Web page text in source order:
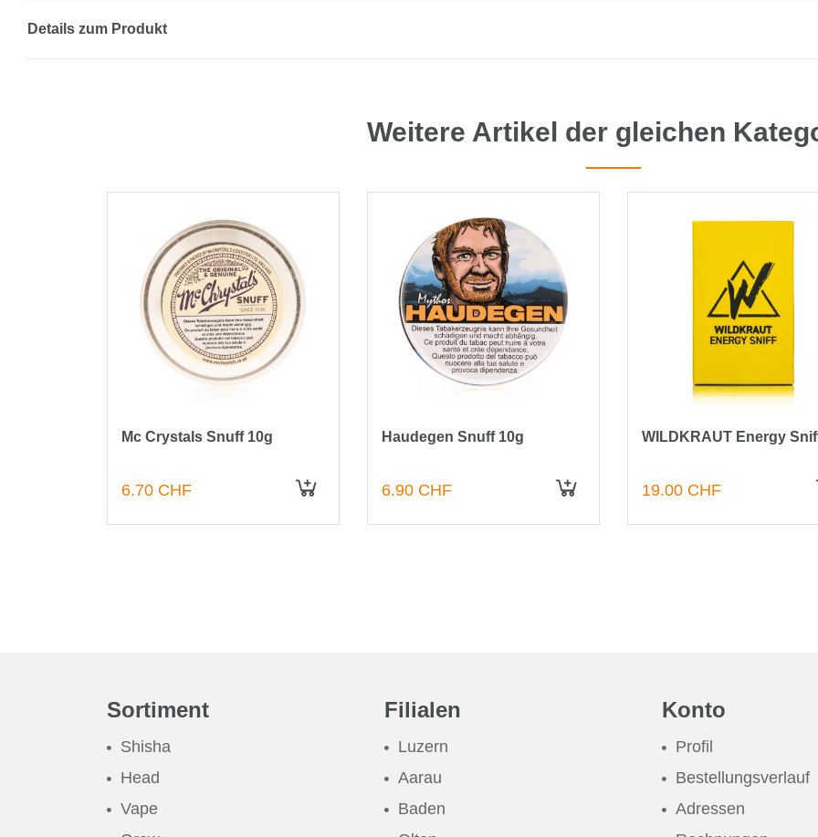
Details zum Produkt
Weitere Artikel der gleichen
Mc Crystals Snuff 10g
6.70 CHF
Haudegen Snuff 10g
6.90 CHF
WILDKRAUT Energy
19.00 CHF
Sortiment
Shisha
Head
Vape
Filialen
Luzern
Aarau
Baden
Konto
Profil
Bestellungsverlauf
Adressen